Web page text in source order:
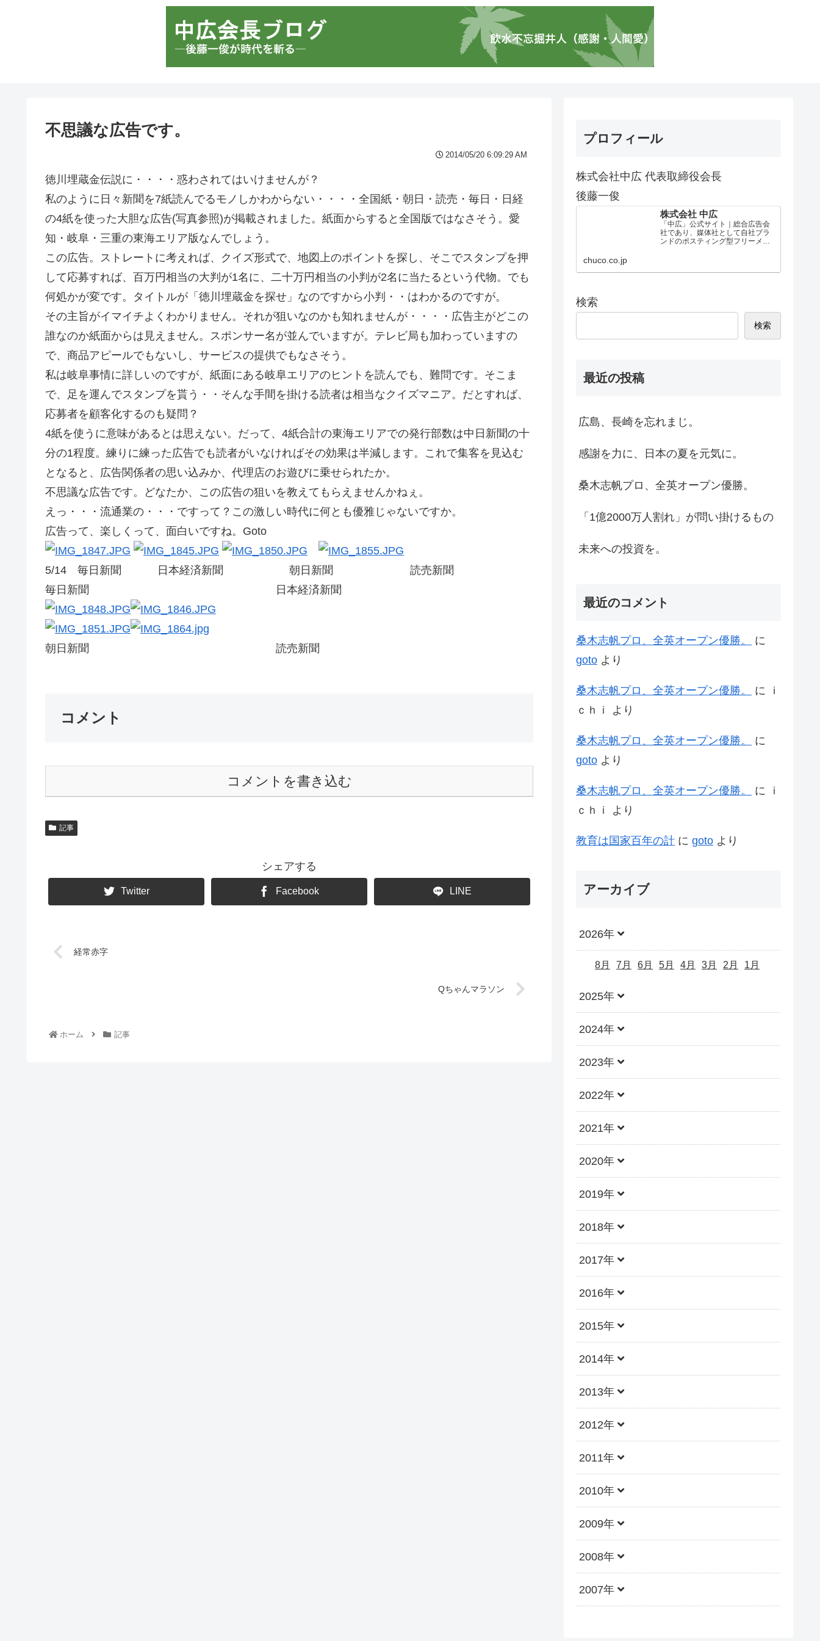
不思議な広告です。
2014/05/20 6:09:29 AM
徳川埋蔵金伝説に・・・・惑わされてはいけませんが？
私のように日々新聞を7紙読んでるモノしかわからない・・・・全国紙・朝日・読売・毎日・日経
の4紙を使った大胆な広告(写真参照)が掲載されました。紙面からすると全国版ではなさそう。愛
知・岐阜・三重の東海エリア版なんでしょう。
この広告。ストレートに考えれば、クイズ形式で、地図上のポイントを探し、そこでスタンプを押
して応募すれば、百万円相当の大判が1名に、二十万円相当の小判が2名に当たるという代物。でも
何処かが変です。タイトルが「徳川埋蔵金を探せ」なのですから小判・・はわかるのですが。
その主旨がイマイチよくわかりません。それが狙いなのかも知れませんが・・・・広告主がどこの
誰なのか紙面からは見えません。スポンサー名が並んでいますが。テレビ局も加わっていますの
で、商品アピールでもないし、サービスの提供でもなさそう。
私は岐阜事情に詳しいのですが、紙面にある岐阜エリアのヒントを読んでも、難問です。そこま
で、足を運んでスタンプを貰う・・そんな手間を掛ける読者は相当なクイズマニア。だとすれば、
応募者を顧客化するのも疑問？
4紙を使うに意味があるとは思えない。だって、4紙合計の東海エリアでの発行部数は中日新聞の十
分の1程度。練りに練った広告でも読者がいなければその効果は半減します。これで集客を見込む
となると、広告関係者の思い込みか、代理店のお遊びに乗せられたか。
不思議な広告です。どなたか、この広告の狙いを教えてもらえませんかねぇ。
えっ・・・流通業の・・・ですって？この激しい時代に何とも優雅じゃないですか。
広告って、楽しくって、面白いですね。Goto
5/14 毎日新聞 日本経済新聞 朝日新聞 読売新聞
毎日新聞 日本経済新聞
朝日新聞 読売新聞
コメント
コメントを書き込む
記事
シェアする
Twitter Facebook LINE
経常赤字
Qちゃんマラソン
ホーム 記事
プロフィール
株式会社中広 代表取締役会長
後藤一俊
株式会社 中広
「中広」公式サイト｜総合広告会
社であり、媒体社として自社ブラ
ンドのポスティング型フリーメデ
chuco.co.jp
検索
検索
最近の投稿
広島、長崎を忘れまじ。
感謝を力に、日本の夏を元気に。
桑木志帆プロ、全英オープン優勝。
「1億2000万人割れ」が問い掛けるもの
未来への投資を。
最近のコメント
桑木志帆プロ、全英オープン優勝。
に
goto より
桑木志帆プロ、全英オープン優勝。 に
ｉ
ｃｈｉ
より
桑木志帆プロ、全英オープン優勝。
に
goto より
桑木志帆プロ、全英オープン優勝。 に
ｉ
ｃｈｉ
より
教育は国家百年の計 に goto より
アーカイブ
2026年
8月 7月 6月 5月 4月 3月 2月 1月
2025年
2024年
2023年
2022年
2021年
2020年
2019年
2018年
2017年
2016年
2015年
2014年
2013年
2012年
2011年
2010年
2009年
2008年
2007年